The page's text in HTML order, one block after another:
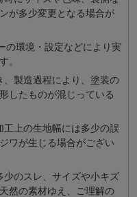
が多少変更となる場合が
の環境・設定などにより実
。
、製造過程により、塗装の
したものが混じっている
上の生地幅には多少の誤
ワが生じる場合がござい
少のスレ、サイズや小キズ
然の素材ゆえ、ご理解の